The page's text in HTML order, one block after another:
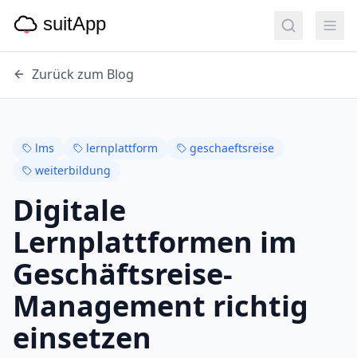
Zurück zum Blog
lms lernplattform
geschaeftsreise
weiterbildung
Digitale
Lernplattformen im
Geschäftsreise-
Management richtig
einsetzen